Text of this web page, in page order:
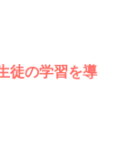
徒の学習を導